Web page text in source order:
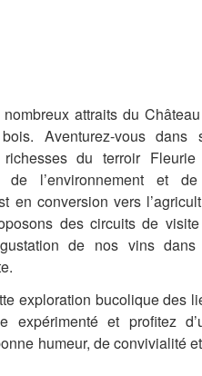
attraits du
Aventurez-vous dans
du terroir
de l’environnement et
en conversion vers
des circuits de
de nos vins
exploration bucolique des
expérimenté et profitez
humeur, de convivialité